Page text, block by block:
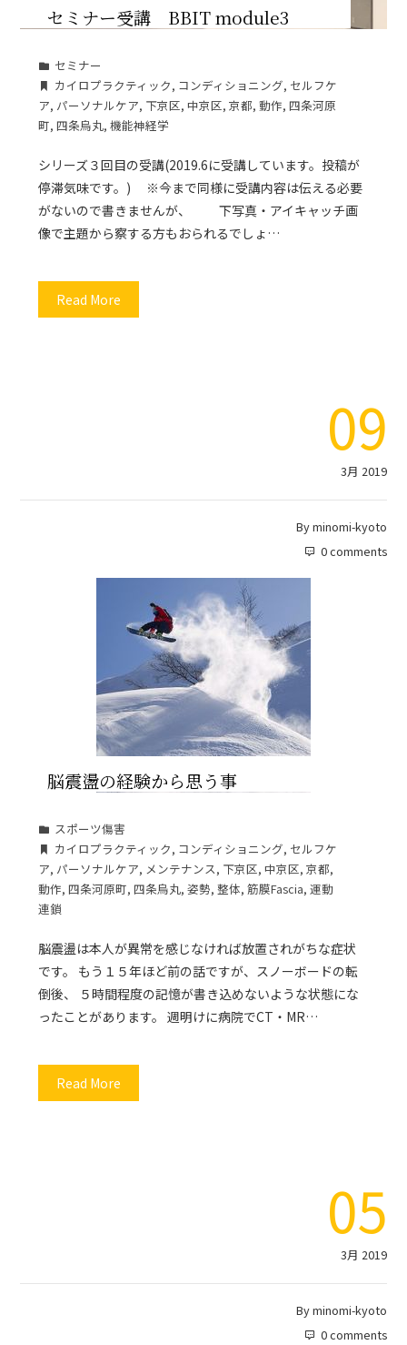
セミナー受講 BBIT module3
セミナー
カイロプラクティック, コンディショニング, セルフケ
ア, パーソナルケア, 下京区,中京区,京都,動作,四条河原
町,四条烏丸,機能神経学
シリーズ３回目の受講(2019.6に受講しています。投稿が
停滞気味です。) ※今まで同様に受講内容は伝える必要
がないので書きませんが、 下写真・アイキャッチ画
像で主題から察する方もおられるでしょ…
Read More
09
3月 2019
Byminomi-kyoto
0 comments
脳震盪の経験から思う事
スポーツ傷害
カイロプラクティック, コンディショニング, セルフケ
ア, パーソナルケア, メンテナンス, 下京区,中京区,京都,
動作,四条河原町,四条烏丸,姿勢,整体,筋膜Fascia,運動
連鎖
脳震盪は本人が異常を感じなければ放置されがちな症状
です。 もう１５年ほど前の話ですが、スノーボードの転
倒後、 ５時間程度の記憶が書き込めないような状態にな
ったことがあります。 週明けに病院でCT・MR…
Read More
05
3月 2019
Byminomi-kyoto
0 comments